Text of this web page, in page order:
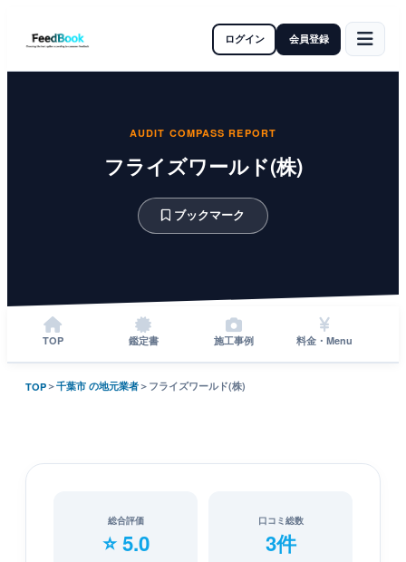
ログイン 会員登録
AUDIT COMPASS REPORT
フライズワールド(株)
ブックマーク
TOP 鑑定書 施工事例 料金・Menu
TOP＞千葉市 の地元業者＞ フライズワールド(株)
総合評価
⭐ 5.0
口コミ総数
3件